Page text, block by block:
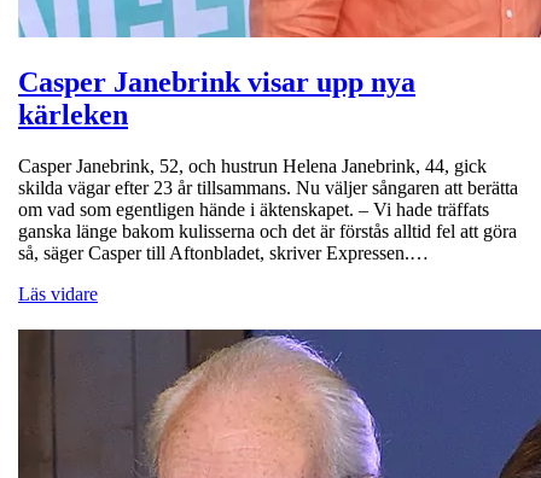
Casper Janebrink visar upp nya
kärleken
Casper Janebrink, 52, och hustrun Helena Janebrink, 44, gick
skilda vägar efter 23 år tillsammans. Nu väljer sångaren att berätta
om vad som egentligen hände i äktenskapet. – Vi hade träffats
ganska länge bakom kulisserna och det är förstås alltid fel att göra
så, säger Casper till Aftonbladet, skriver Expressen.…
Läs vidare